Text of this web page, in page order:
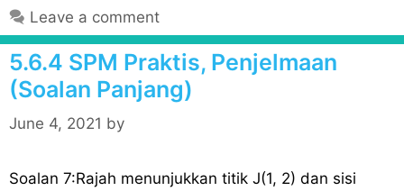
e
g
o
r
i
Leave a comment
5.6.4 SPM Praktis, Penjelmaan
(Soalan Panjang)
June 4, 2021 by
Soalan 7:Rajah menunjukkan titik J(1, 2) dan sisi